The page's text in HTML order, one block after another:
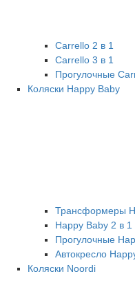
Carrello 2 в 1
Carrello 3 в 1
Прогулочные
Коляски Happy Baby
Трансформеры
Happy Baby 2 в 1
Прогулочные
Автокресло
Коляски Noordi